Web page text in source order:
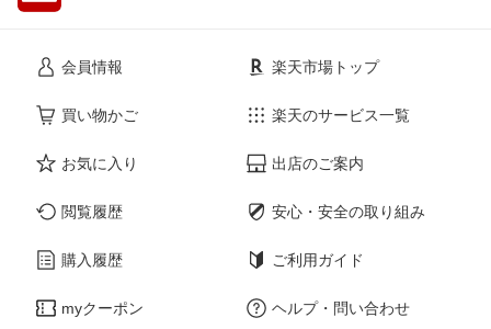
会員情報
買い物かご
お気に入り
閲覧履歴
購入履歴
myクーポン
楽天市場トップ
楽天のサービス一覧
出店のご案内
安心・安全の取り組み
ご利用ガイド
ヘルプ・問い合わせ